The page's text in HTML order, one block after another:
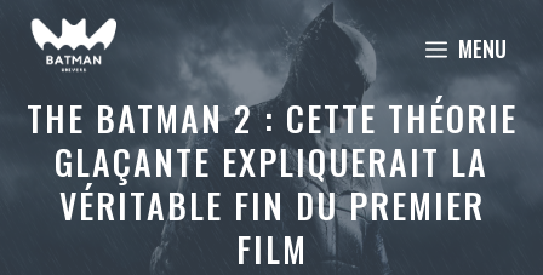
Aller
MENU
THE BATMAN 2 : CETTE THÉORIE
GLAÇANTE EXPLIQUERAIT LA
VÉRITABLE FIN DU PREMIER
FILM